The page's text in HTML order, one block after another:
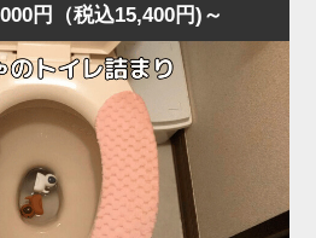
題なく排水が流れる状態に戻りま
せると書かれている猫砂でも、実
トイレに流さずゴミとして処理す
発防止のポイントをお伝えしまし
の奥で固まるケースが多く、便器
すると、便器の奥で胃内容物と食
トイレ特有の弱い排水圧では奥へ
に滞留している状態でした。
は表面では見えず、内部の奥深く
ため、ラバーカップではほとんど
。
宅で、排水管の角度が少し急だっ
が強固になっていました。
円（税込15,400円)～